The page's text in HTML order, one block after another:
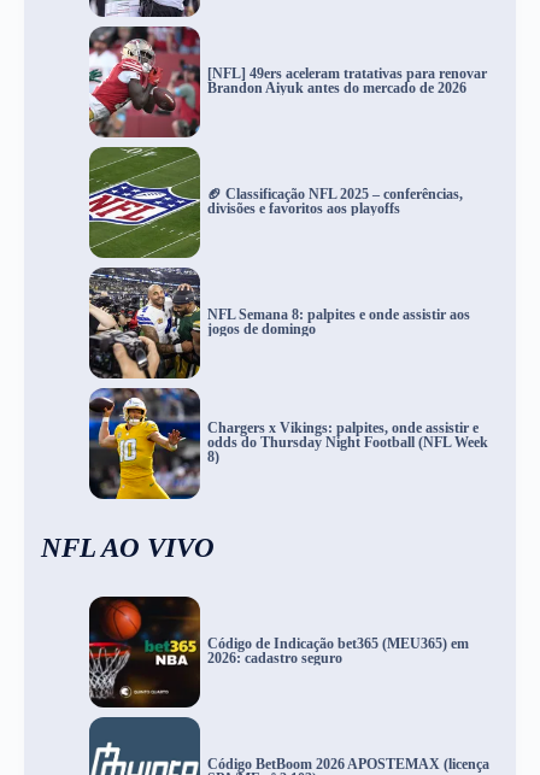
[NFL] 49ers aceleram tratativas para renovar
Brandon Aiyuk antes do mercado de 2026
🏈 Classificação NFL 2025 – conferências,
divisões e favoritos aos playoffs
NFL Semana 8: palpites e onde assistir aos
jogos de domingo
Chargers x Vikings: palpites, onde assistir e
odds do Thursday Night Football (NFL Week
8)
NFL AO VIVO
Código de Indicação bet365 (MEU365) em
2026: cadastro seguro
Código BetBoom 2026 APOSTEMAX (licença